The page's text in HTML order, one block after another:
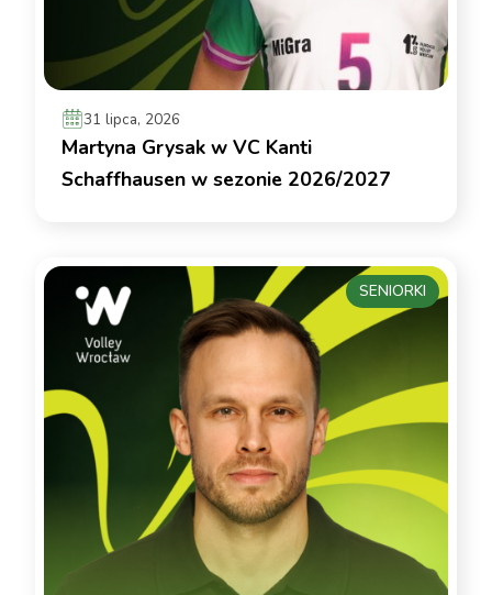
31 lipca, 2026
Martyna Grysak w VC Kanti
Schaffhausen w sezonie 2026/2027
SENIORKI